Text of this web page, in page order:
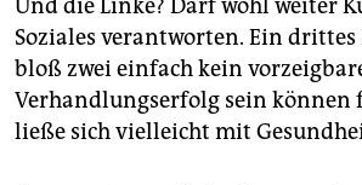
Und die Linke? Darf wohl weiter
Soziales verantworten. Ein drittes
bloß zwei einfach kein
Verhandlungserfolg sein können
ließe sich vielleicht mit